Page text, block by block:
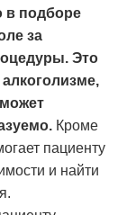
в подборе
за
Это
Кроме
пациенту
и найти